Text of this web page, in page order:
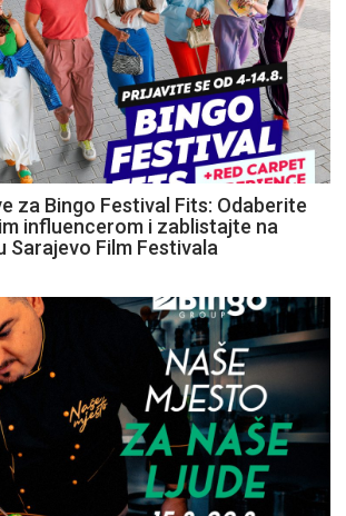
za Bingo Festival Fits: Odaberite
influencerom i zablistajte na
Sarajevo Film Festivala